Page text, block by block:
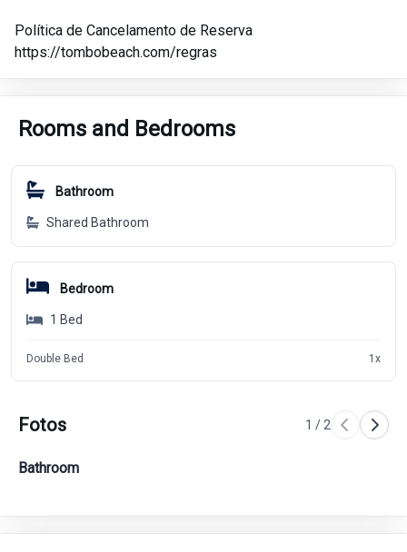
Política de Cancelamento de Reserva
https://tombobeach.com/regras
Rooms and Bedrooms
Bathroom
Shared Bathroom
Bedroom
1 Bed
Double Bed 1 x
Fotos 1 / 2
Bathroom